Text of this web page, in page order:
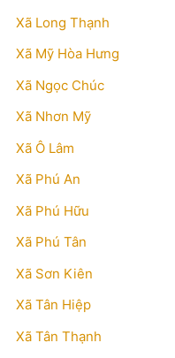
Xã Long Thạnh
Xã Mỹ Hòa Hưng
Xã Ngọc Chúc
Xã Nhơn Mỹ
Xã Ô Lâm
Xã Phú An
Xã Phú Hữu
Xã Phú Tân
Xã Sơn Kiên
Xã Tân Hiệp
Xã Tân Thạnh